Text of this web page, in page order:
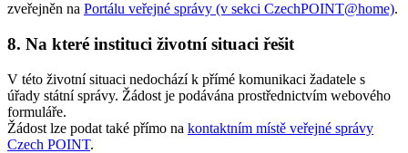
zveřejněn na Portálu veřejné správy (v sekci CzechPOINT@home).
8. Na které instituci životní situaci řešit
V této životní situaci nedochází k přímé komunikaci žadatele s
úřady státní správy. Žádost je podávána prostřednictvím webového
formuláře.
Žádost lze podat také přímo na kontaktním místě veřejné správy
Czech POINT.